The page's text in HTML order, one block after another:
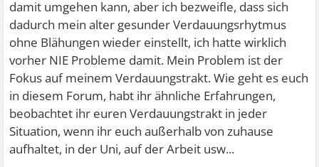
damit umgehen kann, aber ich bezweifle, dass sich
dadurch mein alter gesunder Verdauungsrhytmus
ohne Blähungen wieder einstellt, ich hatte wirklich
vorher NIE Probleme damit. Mein Problem ist der
Fokus auf meinem Verdauungstrakt. Wie geht es euch
in diesem Forum, habt ihr ähnliche Erfahrungen,
beobachtet ihr euren Verdauungstrakt in jeder
Situation, wenn ihr euch außerhalb von zuhause
aufhaltet, in der Uni, auf der Arbeit usw...